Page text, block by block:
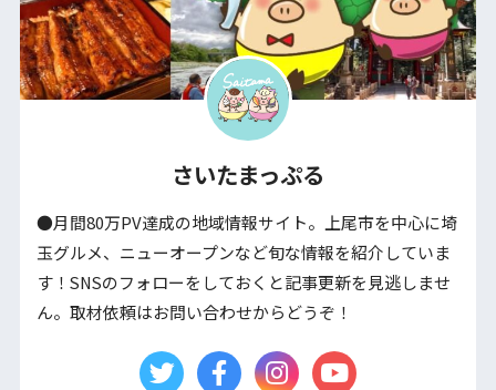
さいたまっぷる
●月間80万PV達成の地域情報サイト。上尾市を中心に埼
玉グルメ、ニューオープンなど旬な情報を紹介していま
す！SNSのフォローをしておくと記事更新を見逃しませ
ん。取材依頼はお問い合わせからどうぞ！